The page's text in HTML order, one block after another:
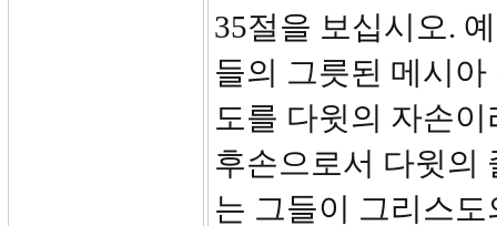
35절을 보십시오.
들의 그릇된 메시
도를 다윗의 자손
후손으로서 다윗의
는 그들이 그리스